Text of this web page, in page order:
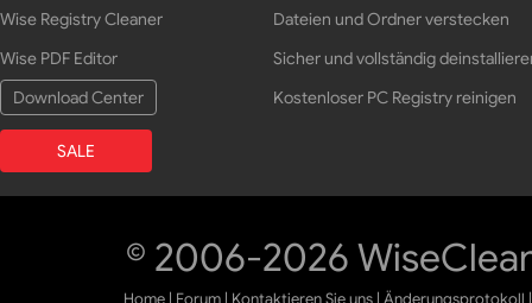
Wise Registry Cleaner
Wise PDF Editor
Download Center
SALE
Dateien und Ordner verstecken
Sicher und vollständig
Kostenloser PC Registry reinigen
© 2006-2026
Home | Forum | Kontaktieren Sie uns |Änderungsprotokoll